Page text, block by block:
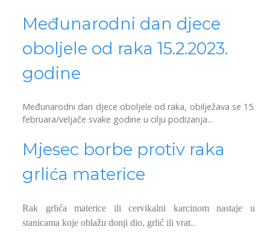
Međunarodni dan djece
oboljele od raka 15.2.2023.
godine
Međunarodni dan djece oboljele od raka, obilježava se 15.
februara/veljače svake godine u cilju podizanja...
Mjesec borbe protiv raka
grlića materice
Rak grlića materice ili cervikalni karcinom nastaje u
stanicama koje oblažu donji dio, grlić ili vrat...